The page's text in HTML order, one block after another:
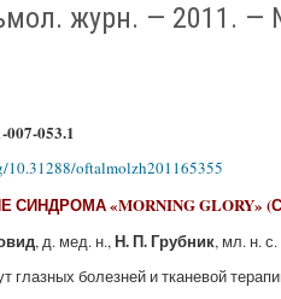
журн. — 2011. —
053.1
10.31288/oftalmolzh201165355
СИНДРОМА «MORNING
, д. мед. н.,Н. П. Грубник, мл. н. с.
глазных болезней и тканевой